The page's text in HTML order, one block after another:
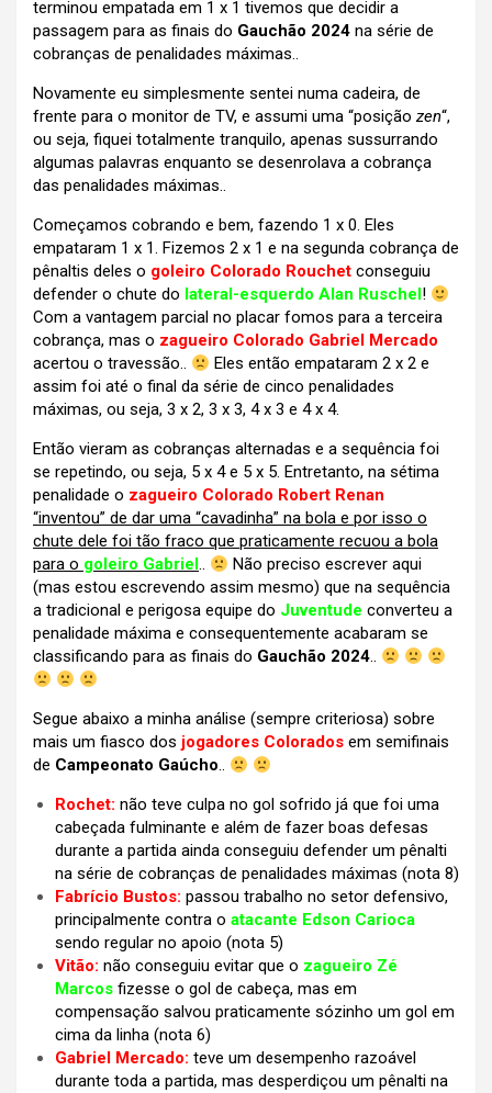
terminou empatada em 1 x 1 tivemos que decidir a
passagem para as finais do Gauchão 2024 na série de
cobranças de penalidades máximas..
Novamente eu simplesmente sentei numa cadeira, de
frente para o monitor de TV, e assumi uma “posição zen“,
ou seja, fiquei totalmente tranquilo, apenas sussurrando
algumas palavras enquanto se desenrolava a cobrança
das penalidades máximas..
Começamos cobrando e bem, fazendo 1 x 0. Eles
empataram 1 x 1. Fizemos 2 x 1 e na segunda cobrança de
pênaltis deles o goleiro Colorado Rouchet conseguiu
defender o chute do lateral-esquerdo Alan Ruschel!
Com a vantagem parcial no placar fomos para a terceira
cobrança, mas o zagueiro Colorado Gabriel Mercado
acertou o travessão..
Eles então empataram 2 x 2 e
assim foi até o final da série de cinco penalidades
máximas, ou seja, 3 x 2, 3 x 3, 4 x 3 e 4 x 4.
Então vieram as cobranças alternadas e a sequência foi
se repetindo, ou seja, 5 x 4 e 5 x 5. Entretanto, na sétima
penalidade o zagueiro Colorado Robert Renan
“inventou” de dar uma “cavadinha” na bola e por isso o
chute dele foi tão fraco que praticamente recuou a bola
para o goleiro Gabriel..
Não preciso escrever aqui
(mas estou escrevendo assim mesmo) que na sequência
a tradicional e perigosa equipe do Juventude converteu a
penalidade máxima e consequentemente acabaram se
classificando para as finais do Gauchão 2024..
Segue abaixo a minha análise (sempre criteriosa) sobre
mais um fiasco dos jogadores Colorados em semifinais
de Campeonato Gaúcho..
Rochet: não teve culpa no gol sofrido já que foi uma
cabeçada fulminante e além de fazer boas defesas
durante a partida ainda conseguiu defender um pênalti
na série de cobranças de penalidades máximas (nota 8)
Fabrício Bustos: passou trabalho no setor defensivo,
principalmente contra o atacante Edson Carioca
sendo regular no apoio (nota 5)
Vitão: não conseguiu evitar que o zagueiro Zé
Marcos fizesse o gol de cabeça, mas em
compensação salvou praticamente sózinho um gol em
cima da linha (nota 6)
Gabriel Mercado: teve um desempenho razoável
durante toda a partida, mas desperdiçou um pênalti na